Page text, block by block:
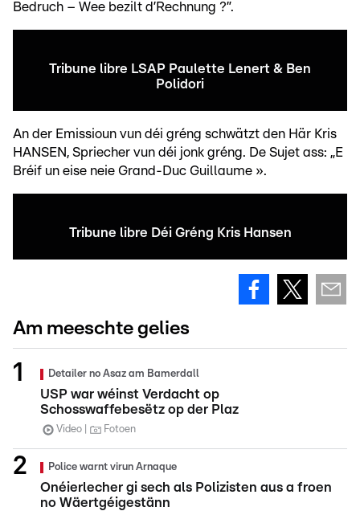
Bedruch – Wee bezilt d’Rechnung ?”.
Tribune libre LSAP Paulette Lenert & Ben
Polidori
An der Emissioun vun déi gréng schwätzt den Här Kris
HANSEN, Spriecher vun déi jonk gréng. De Sujet ass: „E
Bréif un eise neie Grand-Duc Guillaume ».
Tribune libre Déi Gréng Kris Hansen
Am meeschte gelies
Detailer no Asaz am Bamerdall
USP war wéinst Verdacht op
Schosswaffebesëtz op der Plaz
Video Fotoen
Police warnt virun Arnaque
Onéierlecher gi sech als Polizisten aus a froen
no Wäertgéigestänn